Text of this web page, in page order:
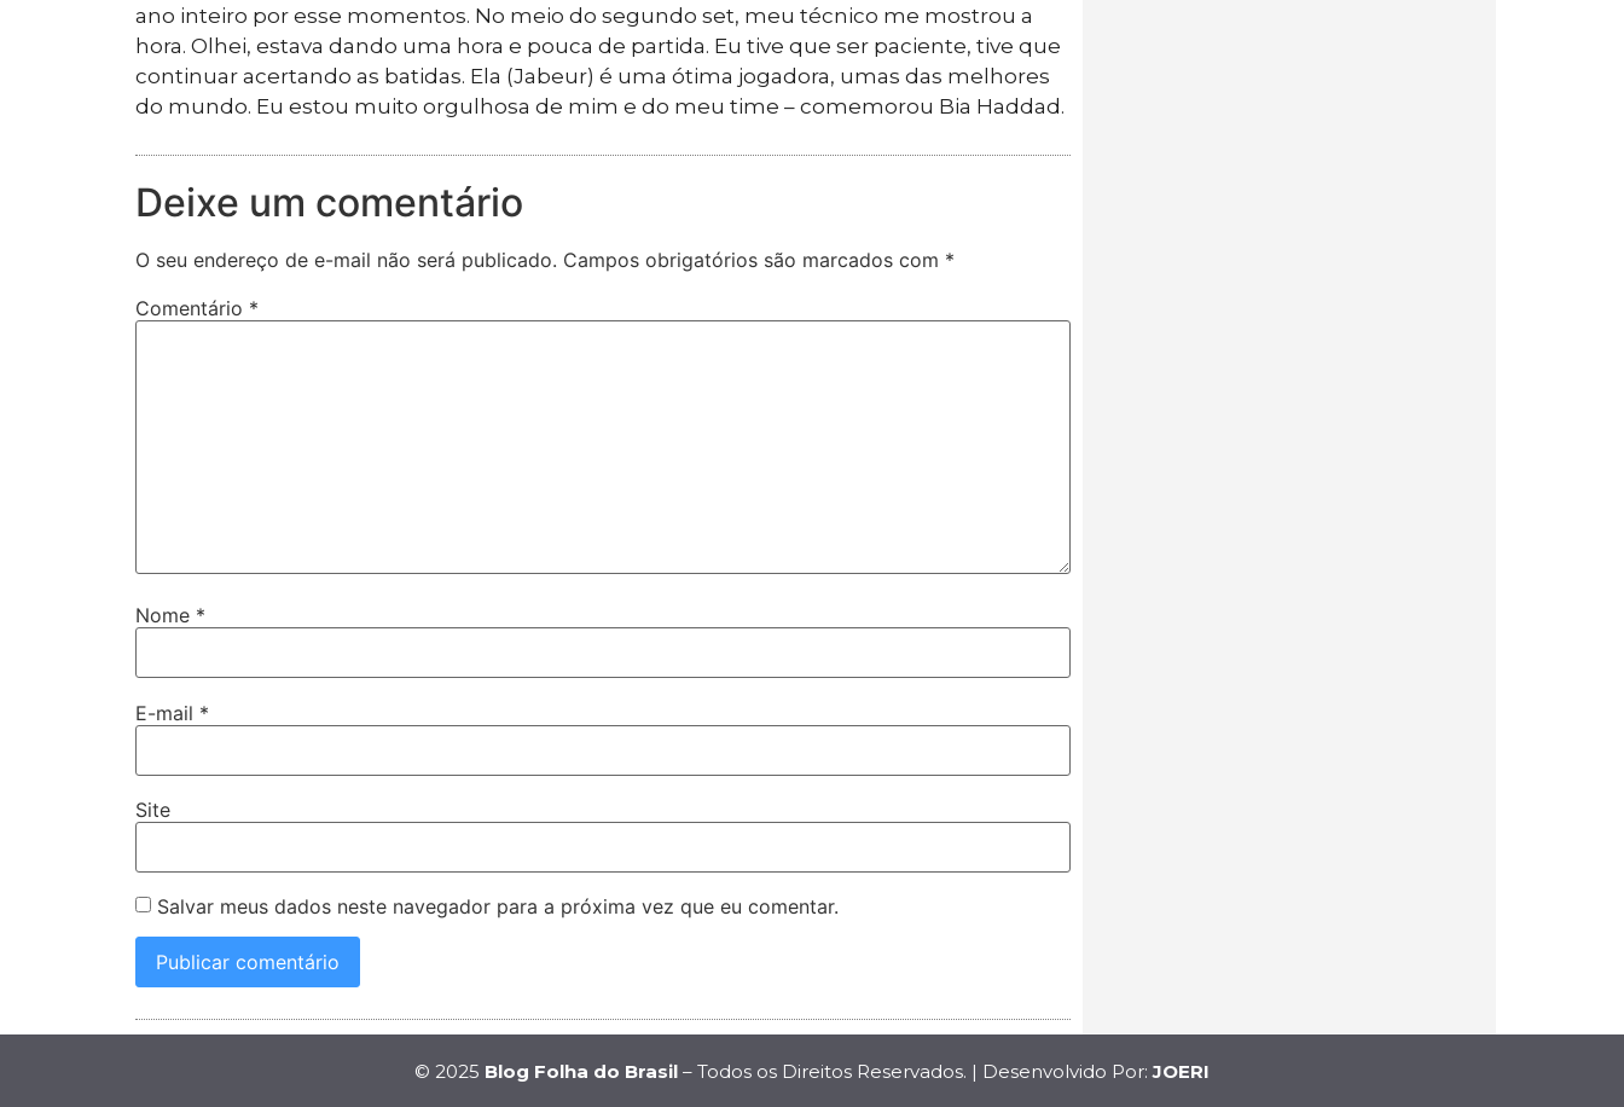
ano inteiro por esse momentos. No meio do segundo set, meu técnico me mostrou a
hora. Olhei, estava dando uma hora e pouca de partida. Eu tive que ser paciente, tive que
continuar acertando as batidas. Ela (Jabeur) é uma ótima jogadora, umas das melhores
do mundo. Eu estou muito orgulhosa de mim e do meu time – comemorou Bia Haddad.
Deixe um comentário
O seu endereço de e-mail não será publicado. Campos obrigatórios são marcados com *
Comentário *
Nome *
E-mail *
Site
Salvar meus dados neste navegador para a próxima vez que eu comentar.
© 2025 Blog Folha do Brasil – Todos os Direitos Reservados. | Desenvolvido Por:JOERI